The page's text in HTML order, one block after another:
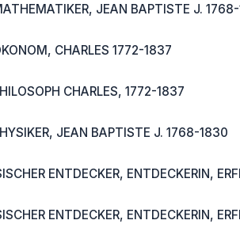
JEAN BAPTISTE J.
CHARLES 1772-1837
CHARLES, 1772-1837
JEAN BAPTISTE J. 1768-1830
ENTDECKER, ENTDECKERIN,
ENTDECKER, ENTDECKERIN,